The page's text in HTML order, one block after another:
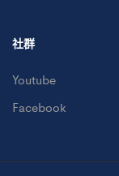
社群
Youtube
Facebook